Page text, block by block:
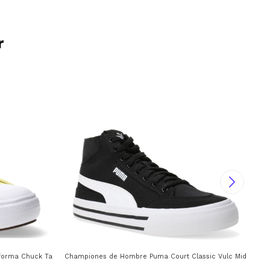
Chuck Taylor Move Converse - Amarillo
Championes de Hombre Puma Court Classic Vulc Mid FS